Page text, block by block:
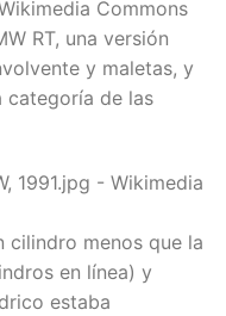
RT, una versión
y maletas, y
categoría de las
cilindro menos que la
en línea) y
estaba